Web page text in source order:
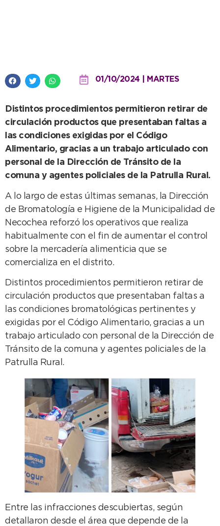
01/10/2024 | MARTES
Distintos procedimientos permitieron retirar de
circulación productos que presentaban faltas a
las condiciones exigidas por el Código
Alimentario, gracias a un trabajo articulado con
personal de la Dirección de Tránsito de la
comuna y agentes policiales de la Patrulla Rural.
A lo largo de estas últimas semanas, la Dirección
de Bromatología e Higiene de la Municipalidad de
Necochea reforzó los operativos que realiza
habitualmente con el fin de aumentar el control
sobre la mercadería alimenticia que se
comercializa en el distrito.
Distintos procedimientos permitieron retirar de
circulación productos que presentaban faltas a
las condiciones bromatológicas pertinentes y
exigidas por el Código Alimentario, gracias a un
trabajo articulado con personal de la Dirección de
Tránsito de la comuna y agentes policiales de la
Patrulla Rural.
Entre las infracciones descubiertas, según
detallaron desde el área que depende de la